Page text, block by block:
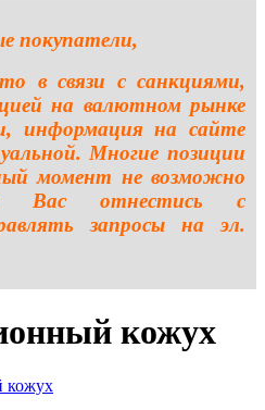
покупатели,
в связи с санкциями,
на валютном рынке
информация на сайте
Многие позиции
момент не возможно
Вас отнестись с
запросы на эл.
кожух